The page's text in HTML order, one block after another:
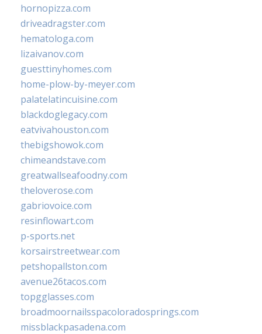
hornopizza.com
driveadragster.com
hematologa.com
lizaivanov.com
guesttinyhomes.com
home-plow-by-meyer.com
palatelatincuisine.com
blackdoglegacy.com
eatvivahouston.com
thebigshowok.com
chimeandstave.com
greatwallseafoodny.com
theloverose.com
gabriovoice.com
resinflowart.com
p-sports.net
korsairstreetwear.com
petshopallston.com
avenue26tacos.com
topgglasses.com
broadmoornailsspacoloradosprings.com
missblackpasadena.com